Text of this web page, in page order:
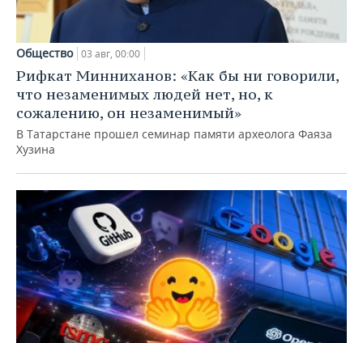
Общество 03 авг, 00:00
Рифкат Минниханов: «Как бы ни говорили,
что незаменимых людей нет, но, к
сожалению, он незаменимый»
В Татарстане прошел семинар памяти археолога Фаяза
Хузина